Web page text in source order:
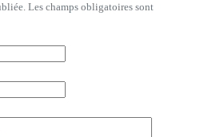
Les champs obligatoires sont